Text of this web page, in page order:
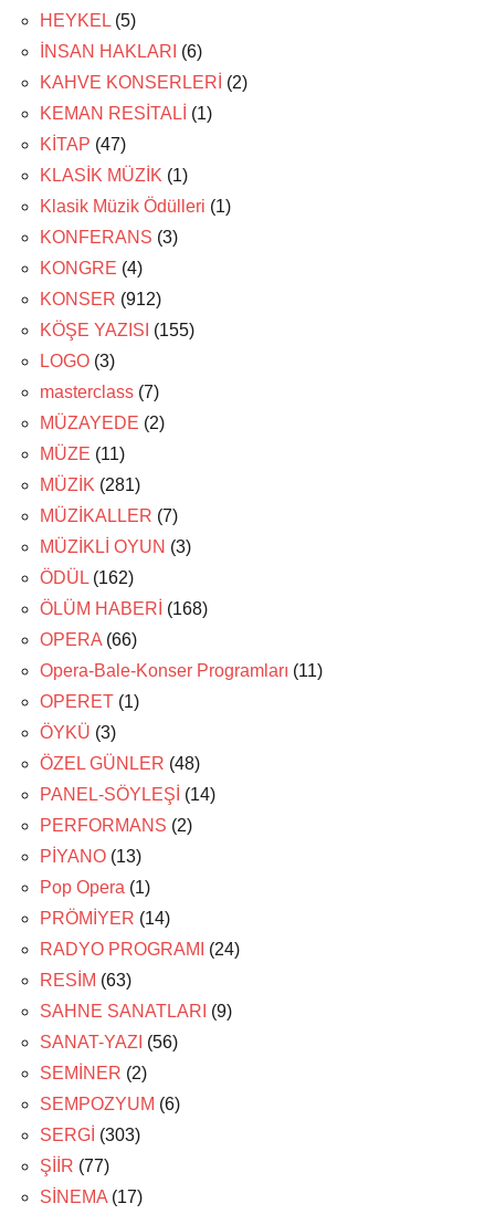
HEYKEL (5)
İNSAN HAKLARI (6)
KAHVE KONSERLERİ (2)
KEMAN RESİTALİ (1)
KİTAP (47)
KLASİK MÜZİK (1)
Klasik Müzik Ödülleri (1)
KONFERANS (3)
KONGRE (4)
KONSER (912)
KÖŞE YAZISI (155)
LOGO (3)
masterclass (7)
MÜZAYEDE (2)
MÜZE (11)
MÜZİK (281)
MÜZİKALLER (7)
MÜZİKLİ OYUN (3)
ÖDÜL (162)
ÖLÜM HABERİ (168)
OPERA (66)
Opera-Bale-Konser Programları (11)
OPERET (1)
ÖYKÜ (3)
ÖZEL GÜNLER (48)
PANEL-SÖYLEŞİ (14)
PERFORMANS (2)
PİYANO (13)
Pop Opera (1)
PRÖMİYER (14)
RADYO PROGRAMI
(24)
RESİM (63)
SAHNE SANATLARI (9)
SANAT-YAZI (56)
SEMİNER (2)
SEMPOZYUM (6)
SERGİ (303)
ŞİİR (77)
SİNEMA (17)